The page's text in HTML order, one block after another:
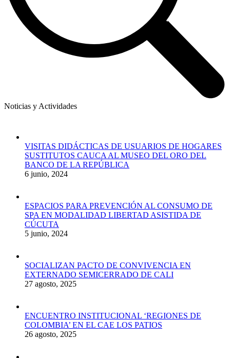
Noticias y Actividades
VISITAS DIDÁCTICAS DE USUARIOS DE HOGARES
SUSTITUTOS CAUCA AL MUSEO DEL ORO DEL
BANCO DE LA REPÚBLICA
6 junio, 2024
ESPACIOS PARA PREVENCIÓN AL CONSUMO DE
SPA EN MODALIDAD LIBERTAD ASISTIDA DE
CÚCUTA
5 junio, 2024
SOCIALIZAN PACTO DE CONVIVENCIA EN
EXTERNADO SEMICERRADO DE CALI
27 agosto, 2025
ENCUENTRO INSTITUCIONAL ‘REGIONES DE
COLOMBIA’ EN EL CAE LOS PATIOS
26 agosto, 2025